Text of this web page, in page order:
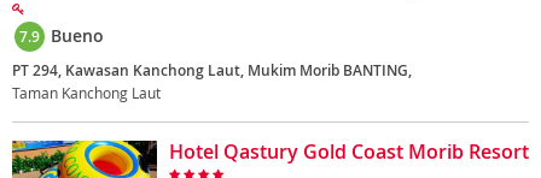
7.9 Bueno
PT 294, Kawasan Kanchong Laut, Mukim Morib BANTING,
Taman Kanchong Laut
Hotel Qastury Gold Coast Morib Resort